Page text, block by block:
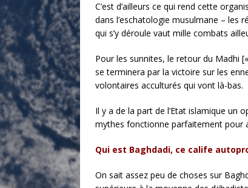
C’est d’ailleurs ce qui rend cette
dans l’eschatologie musulmane – les
qui s’y déroule vaut mille combats
Pour les sunnites, le retour du Madhi
se terminera par la victoire sur les
volontaires acculturés qui vont là-bas.
Il y a de la part de l’Etat islamique un
mythes fonctionne parfaitement pour
Qui est Baghdadi, ce calife
On sait assez peu de choses sur